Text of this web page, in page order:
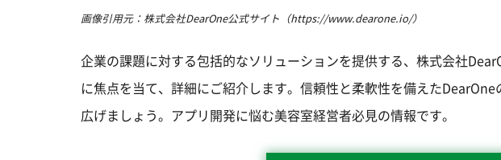
画像引用元：株式会社DearOne公式サイト（https://www.dearone.io/）
企業の課題に対する包括的なソリューションを提供する、株式会社
に焦点を当て、詳細にご紹介します。信頼性と柔軟性を備えた
広げましょう。アプリ開発に悩む美容室経営者必見の情報です。